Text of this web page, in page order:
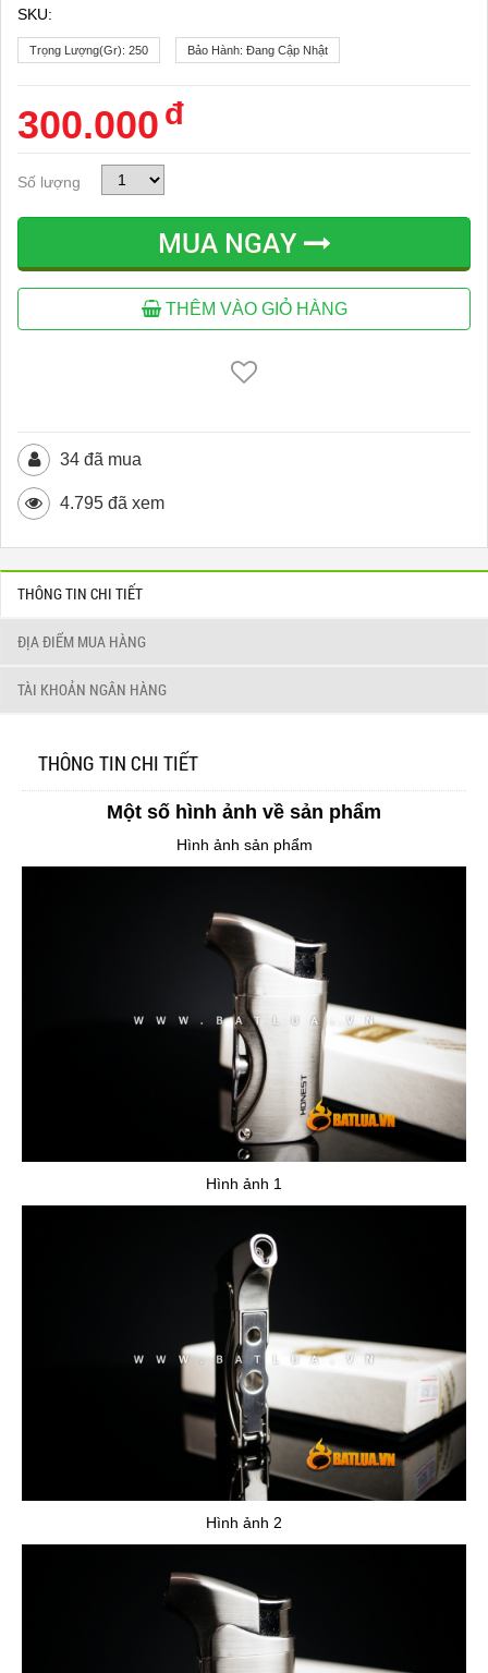
SKU:
Trọng Lượng(gr): 250 Bảo Hành: Đang Cập Nhật
300.000 đ
Số lượng
MUA NGAY
THÊM VÀO GIỎ HÀNG
34 đã mua
4.795 đã xem
THÔNG TIN CHI TIẾT
ĐỊA ĐIỂM MUA HÀNG
TÀI KHOẢN NGÂN HÀNG
THÔNG TIN CHI TIẾT
Một số hình ảnh về sản phẩm
Hình ảnh sản phẩm
Hình ảnh 1
Hình ảnh 2